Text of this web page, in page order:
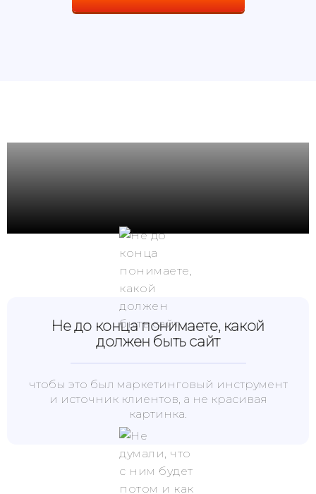
Скорее всего, сейчас
Вы хотите заказать сайт
для бизнеса, но:
Не до конца понимаете, какой
должен быть сайт
чтобы это был маркетинговый инструмент
и источник клиентов, а не красивая
картинка.